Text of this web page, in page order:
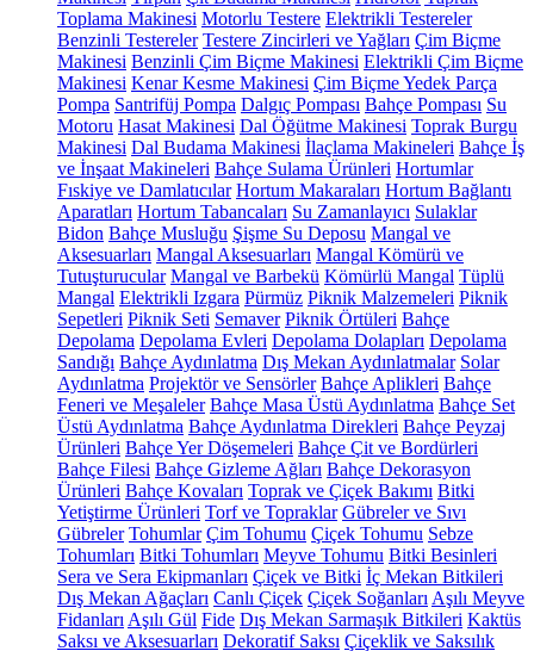
Toplama Makinesi Motorlu Testere Elektrikli Testereler
Benzinli Testereler Testere Zincirleri ve Yağları Çim Biçme
Makinesi Benzinli Çim Biçme Makinesi Elektrikli Çim Biçme
Makinesi Kenar Kesme Makinesi Çim Biçme Yedek Parça
Pompa Santrifüj Pompa Dalgıç Pompası Bahçe Pompası Su
Motoru Hasat Makinesi Dal Öğütme Makinesi Toprak Burgu
Makinesi Dal Budama Makinesi İlaçlama Makineleri Bahçe İş
ve İnşaat Makineleri Bahçe Sulama Ürünleri Hortumlar
Fıskiye ve Damlatıcılar Hortum Makaraları Hortum Bağlantı
Aparatları Hortum Tabancaları Su Zamanlayıcı Sulaklar
Bidon Bahçe Musluğu Şişme Su Deposu Mangal ve
Aksesuarları Mangal Aksesuarları Mangal Kömürü ve
Tutuşturucular Mangal ve Barbekü Kömürlü Mangal Tüplü
Mangal Elektrikli Izgara Pürmüz Piknik Malzemeleri Piknik
Sepetleri Piknik Seti Semaver Piknik Örtüleri Bahçe
Depolama Depolama Evleri Depolama Dolapları Depolama
Sandığı Bahçe Aydınlatma Dış Mekan Aydınlatmalar Solar
Aydınlatma Projektör ve Sensörler Bahçe Aplikleri Bahçe
Feneri ve Meşaleler Bahçe Masa Üstü Aydınlatma Bahçe Set
Üstü Aydınlatma Bahçe Aydınlatma Direkleri Bahçe Peyzaj
Ürünleri Bahçe Yer Döşemeleri Bahçe Çit ve Bordürleri
Bahçe Filesi Bahçe Gizleme Ağları Bahçe Dekorasyon
Ürünleri Bahçe Kovaları Toprak ve Çiçek Bakımı Bitki
Yetiştirme Ürünleri Torf ve Topraklar Gübreler ve Sıvı
Gübreler Tohumlar Çim Tohumu Çiçek Tohumu Sebze
Tohumları Bitki Tohumları Meyve Tohumu Bitki Besinleri
Sera ve Sera Ekipmanları Çiçek ve Bitki İç Mekan Bitkileri
Dış Mekan Ağaçları Canlı Çiçek Çiçek Soğanları Aşılı Meyve
Fidanları Aşılı Gül Fide Dış Mekan Sarmaşık Bitkileri Kaktüs
Saksı ve Aksesuarları Dekoratif Saksı Çiçeklik ve Saksılık